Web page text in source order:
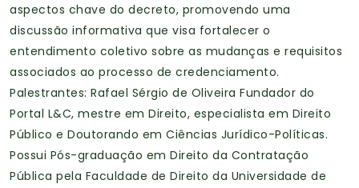
aspectos chave do decreto, promovendo uma
discussão informativa que visa fortalecer o
entendimento coletivo sobre as mudanças e requisitos
associados ao processo de credenciamento.
Palestrantes: Rafael Sérgio de Oliveira Fundador do
Portal L&C, mestre em Direito, especialista em Direito
Público e Doutorando em Ciências Jurídico-Políticas.
Possui Pós-graduação em Direito da Contratação
Pública pela Faculdade de Direito da Universidade de